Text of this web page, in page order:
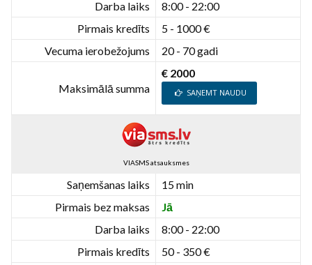
Darba laiks
8:00 - 22:00
Pirmais kredīts
5 - 1000 €
Vecuma ierobežojums
20 - 70 gadi
Maksimālā summa
€ 2000
SAŅEMT NAUDU
VIASMS atsauksmes
Saņemšanas laiks
15 min
Pirmais bez maksas
Jā
Darba laiks
8:00 - 22:00
Pirmais kredīts
50 - 350 €